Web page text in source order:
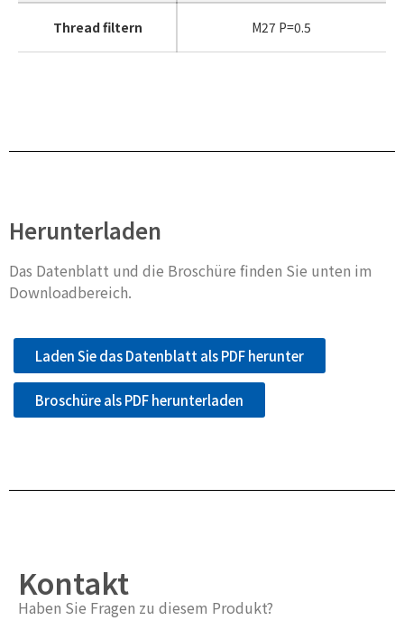
Thread filtern M27 P=0.5
Herunterladen
Das Datenblatt und die Broschüre finden Sie unten im
Downloadbereich.
Laden Sie das Datenblatt als PDF herunter
Broschüre als PDF herunterladen
Kontakt
Haben Sie Fragen zu diesem Produkt?